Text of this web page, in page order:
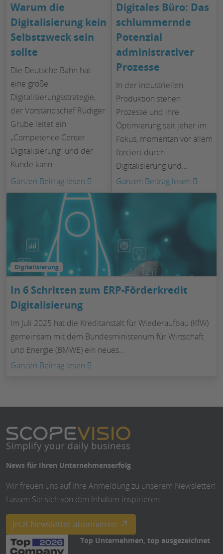
Warum die
Digitalisierung kein
Selbstzweck sein
sollte
Die Deutsche Bahn hat
eine große
Digitalisierungsstrategie,
der Vorstandschef Rüdiger
Grube leitet ein
„Competence Center
Digitalisierung“ und der
Kunde kann…
Ganzen Beitrag lesen
Warum
die
Digitalisierung
kein
Selbstzweck
sein
sollte
Digitales Büro: Das
schlummernde
Potenzial
administrativer
Prozesse
In der industriellen
Produktion stehen
Prozesse und ihre
Optimierung seit jeher im
Fokus, momentan vor allem
forciert durch
Digitalisierung und…
Ganzen Beitrag lesen
Digitalisierung
In 6 Schritten zum ERP-Förderkredit
Digitalisierung
Im Juli 2025 hat die Kreditanstalt für Wiederaufbau (KfW)
gemeinsam mit dem Bundesministerium für Wirtschaft
und Energie (BMWE) ein neues…
Ganzen Beitrag lesen
Schritten
ERP-
Förderkredit
News für Ihren Unternehmenserfolg
Wir freuen uns auf Ihre Anmeldung zu unserem Newsletter!
Lassen Sie sich von den Inhalten inspirieren.
Jetzt Newsletter abonnieren
Top Unternehmen, top ausgezeichnet